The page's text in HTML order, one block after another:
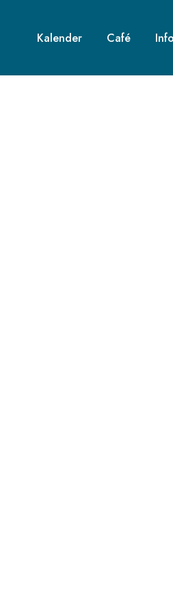
Kalender Café